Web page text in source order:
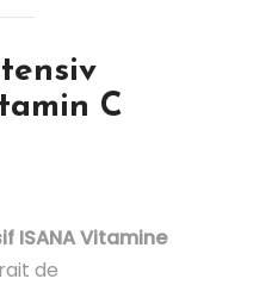
C
ISANA Vitamine
de